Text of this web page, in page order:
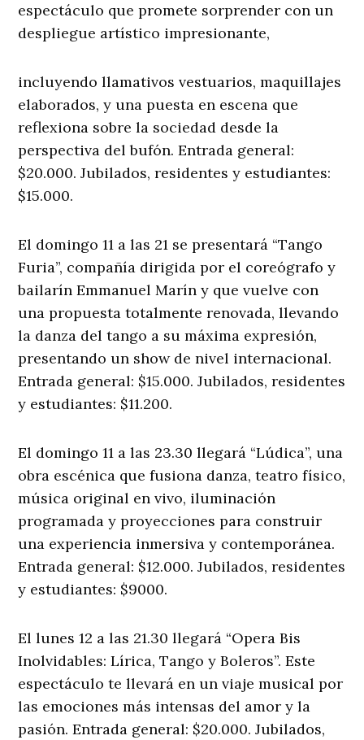
espectáculo que promete sorprender con un
despliegue artístico impresionante,
incluyendo llamativos vestuarios, maquillajes
elaborados, y una puesta en escena que
reflexiona sobre la sociedad desde la
perspectiva del bufón. Entrada general:
$20.000. Jubilados, residentes y estudiantes:
$15.000.
El domingo 11 a las 21 se presentará “Tango
Furia”, compañía dirigida por el coreógrafo y
bailarín Emmanuel Marín y que vuelve con
una propuesta totalmente renovada, llevando
la danza del tango a su máxima expresión,
presentando un show de nivel internacional.
Entrada general: $15.000. Jubilados, residentes
y estudiantes: $11.200.
El domingo 11 a las 23.30 llegará “Lúdica”, una
obra escénica que fusiona danza, teatro físico,
música original en vivo, iluminación
programada y proyecciones para construir
una experiencia inmersiva y contemporánea.
Entrada general: $12.000. Jubilados, residentes
y estudiantes: $9000.
El lunes 12 a las 21.30 llegará “Opera Bis
Inolvidables: Lírica, Tango y Boleros”. Este
espectáculo te llevará en un viaje musical por
las emociones más intensas del amor y la
pasión. Entrada general: $20.000. Jubilados,